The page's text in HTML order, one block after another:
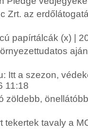
Zrt. az
papírtálcák (x) |
Itt a szezon,
11:18
zöldebb,
tekertek tavaly a